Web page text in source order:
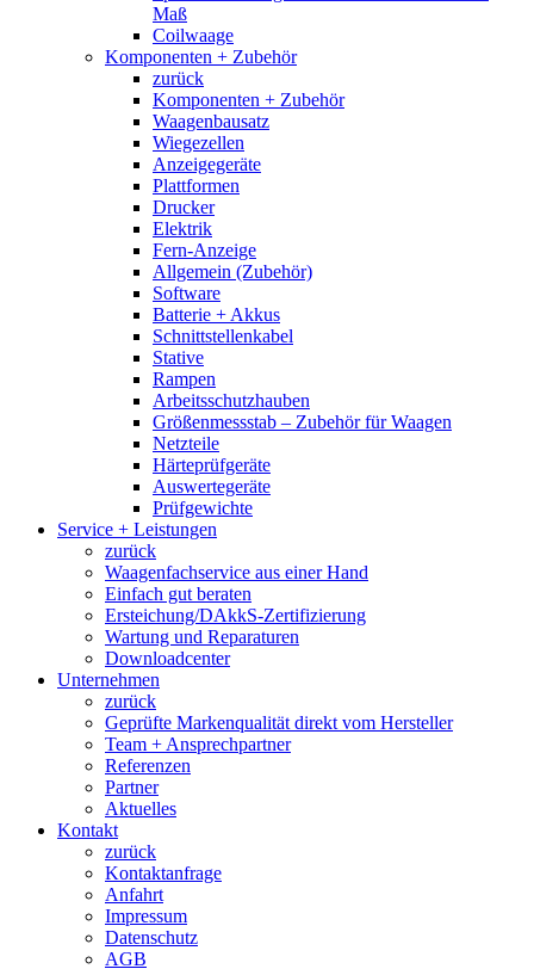
Maß
Coilwaage
Komponenten + Zubehör
zurück
Komponenten + Zubehör
Waagenbausatz
Wiegezellen
Anzeigegeräte
Plattformen
Drucker
Elektrik
Fern-Anzeige
Allgemein (Zubehör)
Software
Batterie + Akkus
Schnittstellenkabel
Stative
Rampen
Arbeitsschutzhauben
Größenmessstab – Zubehör für Waagen
Netzteile
Härteprüfgeräte
Auswertegeräte
Prüfgewichte
Service + Leistungen
zurück
Waagenfachservice aus einer Hand
Einfach gut beraten
Ersteichung/DAkkS-Zertifizierung
Wartung und Reparaturen
Downloadcenter
Unternehmen
zurück
Geprüfte Markenqualität direkt vom Hersteller
Team + Ansprechpartner
Referenzen
Partner
Aktuelles
Kontakt
zurück
Kontaktanfrage
Anfahrt
Impressum
Datenschutz
AGB